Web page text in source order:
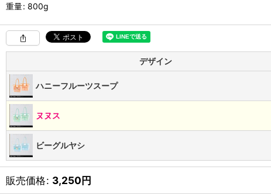
重量: 800g
デザイン
ハニーフルーツスープ
ヌヌス
ビーグルヤシ
販売価格: 3,250円